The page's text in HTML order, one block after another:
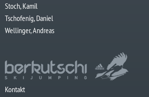
Stoch, Kamil
Tschofenig, Daniel
Wellinger, Andreas
Kontakt